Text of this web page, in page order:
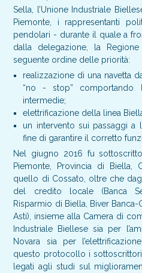
Sella, l’Unione Industriale
Piemonte, i rappresentanti
pendolari - durante il quale a
dalla delegazione, la
seguente ordine delle priorità:
realizzazione di una navetta
“no - stop” comportando
intermedie;
elettrificazione della linea
un intervento sui passaggi a
fine di garantire il corretto
Nel giugno 2016 fu
Piemonte, Provincia di Biella,
quello di Cossato, oltre che
del credito locale (Banca
Risparmio di Biella, Biver
Asti), insieme alla Camera di
Industriale Biellese sia per
Novara sia per
questo protocollo i
legati agli studi sul